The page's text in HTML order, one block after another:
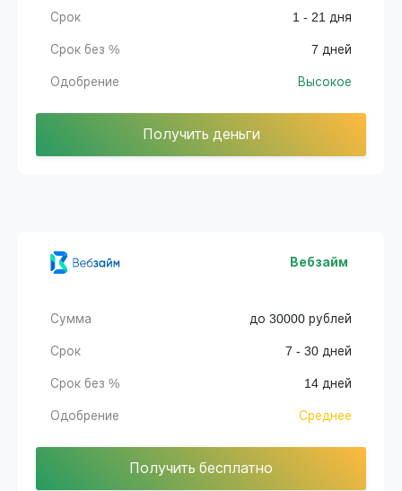
Срок 1 - 21 дня
Срок без % 7 дней
Одобрение Высокое
Получить деньги
Вебзайм
Сумма до 30000 рублей
Срок 7 - 30 дней
Срок без % 14 дней
Одобрение Среднее
Получить бесплатно